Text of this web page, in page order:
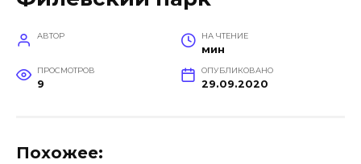
АВТОР НА ЧТЕНИЕ
мин
ПРОСМОТРОВ
9
ОПУБЛИКОВАНО
29.09.2020
Похожее: